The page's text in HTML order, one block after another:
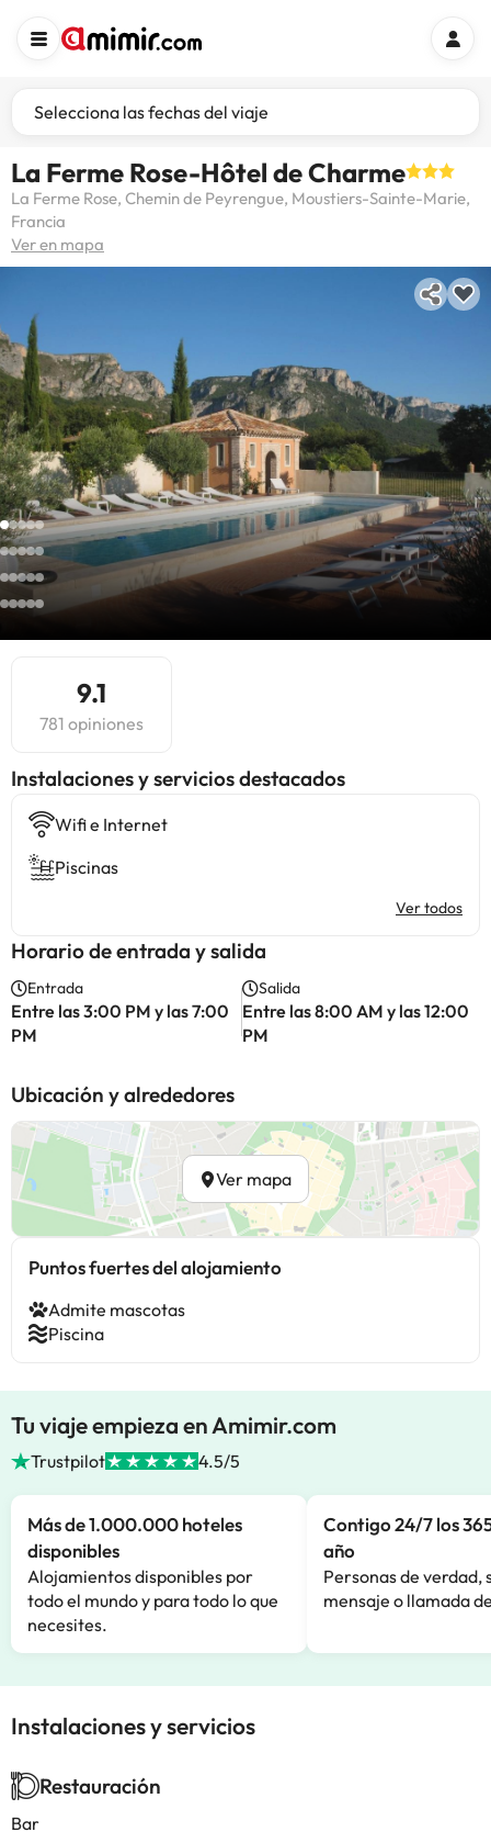
Selecciona las fechas del viaje
La Ferme Rose-Hôtel de Charme
La Ferme Rose, Chemin de Peyrengue, Moustiers-Sainte-Marie,
Francia
Ver en mapa
9.1
781 opiniones
Instalaciones y servicios destacados
Wifi e Internet
Piscinas
Ver todos
Horario de entrada y salida
Entrada
Entre las 3:00 PM y las 7:00
PM
Salida
Entre las 8:00 AM y las 12:00
PM
Ubicación y alrededores
Ver mapa
Puntos fuertes del alojamiento
Admite mascotas
Piscina
Tu viaje empieza en Amimir.com
Trustpilot 4.5/5
Más de 1.000.000 hoteles
disponibles
Alojamientos disponibles por
todo el mundo y para todo lo que
necesites.
Contigo 24/7 los
año
Personas de verdad,
mensaje o llamada
Instalaciones y servicios
Restauración
Bar